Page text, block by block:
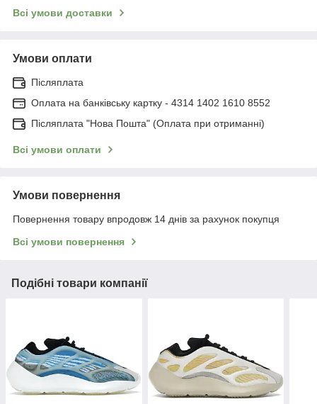
Всі умови доставки
Умови оплати
Післяплата
Оплата на банківську картку - 4314 1402 1610 8552
Післяплата "Нова Пошта" (Оплата при отриманні)
Всі умови оплати
Умови повернення
Повернення товару впродовж 14 днів за рахунок покупця
Всі умови повернення
Подібні товари компанії